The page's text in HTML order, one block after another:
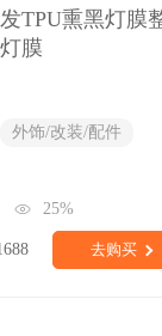
TPU熏黑灯膜
膜
外饰/改装/配件
25%
去购买